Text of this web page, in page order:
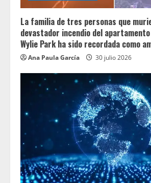
La familia de tres personas que
devastador incendio del
Wylie Park ha sido recordada como
Ana Paula García 30 julio 2026